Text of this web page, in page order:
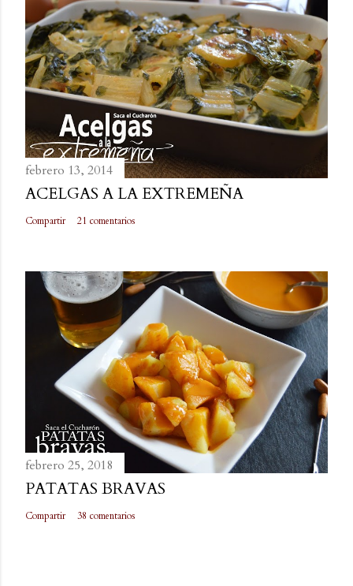
febrero 13, 2014
ACELGAS A LA EXTREMEÑA
Compartir 21 comentarios
febrero 25, 2018
PATATAS BRAVAS
Compartir 38 comentarios